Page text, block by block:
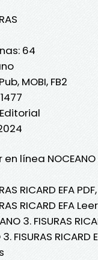
64
MOBI, FB2
línea
RICARD EFA
RICARD EFA
3. FISURAS
FISURAS RICARD